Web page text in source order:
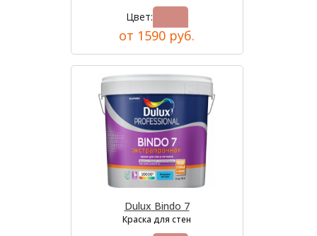
Цвет:
от 1590 руб.
Dulux Bindo 7
Краска для стен